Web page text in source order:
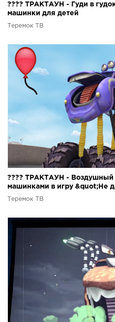
???? ТРАКТАУН - Гуди в
машинки для детей
Теремок ТВ
???? ТРАКТАУН - Воздушный
машинками в игру &quot;Не
- Мультики
Теремок ТВ